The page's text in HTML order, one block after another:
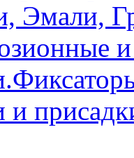
Эмали,
и